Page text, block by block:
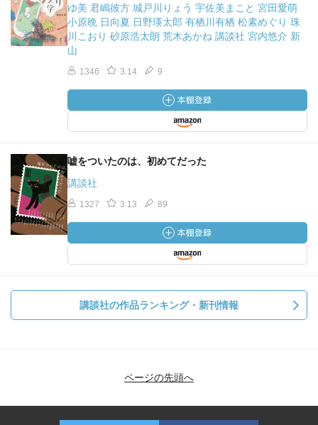
ゆ美 君嶋彼方 城戸川りょう 宇佐美まこと 宮田愛萌
小原晩 日向夏 日野瑛太郎 有栖川有栖 松素めぐり 珠
川こおり 砂原浩太朗 荒木あかね 講談社 宮内悠介 新
山
1346 3.14 9
嘘をついたのは、初めてだった
講談社
1327 3.13 89
講談社の作品ランキング・新刊情報
ページの先頭へ